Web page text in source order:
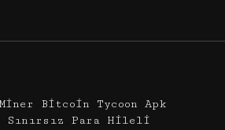
Bitcoin Tycoon Apk
Para Hileli